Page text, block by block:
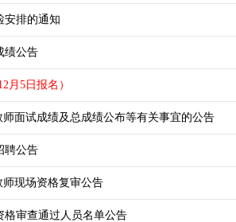
安排的通知
绩公告
月5日报名）
面试成绩及总成绩公布等有关事宜的公告
聘公告
师现场资格复审公告
格审查通过人员名单公告